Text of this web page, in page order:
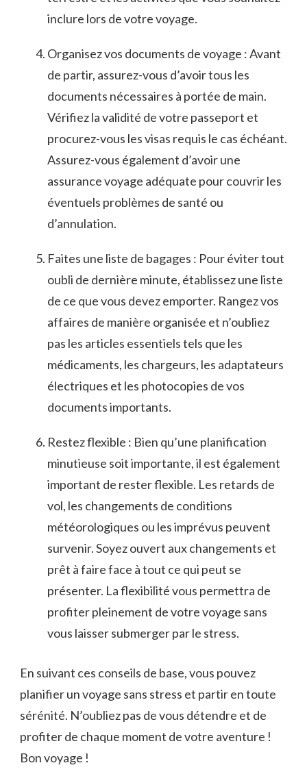
inclure‍ lors de votre ⁤voyage.
Organisez vos documents de⁢ voyage⁤ : Avant
de partir, assurez-vous d’avoir​ tous les
⁢documents nécessaires à portée de main.
Vérifiez ​la validité de⁣ votre passeport⁢ et
procurez-vous les visas‌ requis le cas échéant.
Assurez-vous également d’avoir⁣ une
assurance⁢ voyage adéquate pour couvrir les
éventuels problèmes⁣ de santé ⁤ou
d’annulation.
Faites une liste de bagages : Pour éviter tout
oubli de dernière minute, ‌établissez une ‌liste⁤
de ce que vous devez emporter. Rangez vos
affaires de manière⁢ organisée et n’oubliez
‌pas les articles essentiels tels ‍que ⁤les
médicaments, les‌ chargeurs, les adaptateurs
électriques et ⁣les photocopies de vos
documents importants.
Restez flexible : Bien qu’une planification
minutieuse‍ soit importante, il est‌ également
important de ‌rester flexible. ⁤Les retards de
vol, les changements de conditions
météorologiques ou les imprévus peuvent​
survenir. Soyez ouvert ⁢aux changements et
‌prêt à faire face à tout ce qui peut se
⁢présenter.​ La flexibilité vous permettra de
⁣profiter pleinement de votre voyage sans
vous laisser ‍submerger par⁣ le stress.
En suivant ces conseils de base,⁣ vous pouvez
planifier un voyage sans stress et⁢ partir ⁣en toute
sérénité. N’oubliez pas de vous détendre ‍et de
profiter de chaque moment de votre‌ aventure !⁤
Bon voyage !